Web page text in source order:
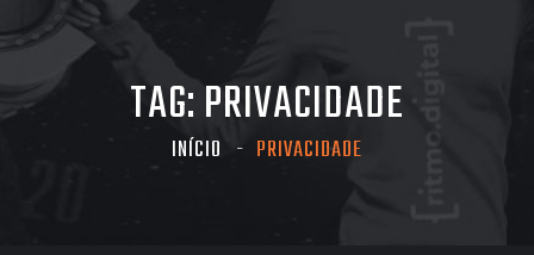
TAG:PRIVACIDADE
INÍCIO PRIVACIDADE